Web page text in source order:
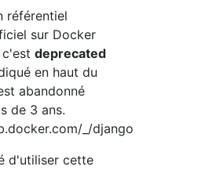
référentiel
sur Docker
c'estdeprecated
en haut du
abandonné
de 3 ans.
_/django
d'utiliser cette